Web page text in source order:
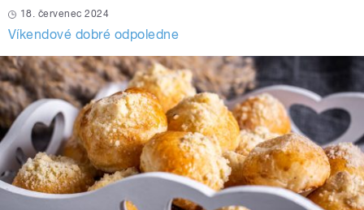
18. červenec 2024
Víkendové dobré odpoledne